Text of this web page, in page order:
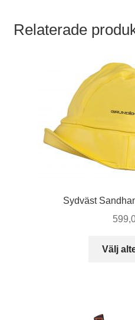
Relaterade
Sydväst
Välj